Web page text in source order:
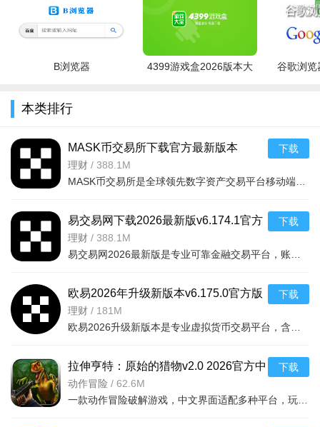
为什么选择顺搭拼车?
第一，拼车的目的在于两方面的意愿。双方都可以在APP发
布自己的信息，以及每个用户都必须手机绑定，每次做完以后都
可以进行评价，以便某些不正当的人使用非法途径造成混乱
第二，拼车可以不收费，目的在于机会，可以认识更多的
人，讲自己的人脉发展开来，一般来说，你帮别人，别人也可以
帮助别人，将这份爱心传递下去
第三，如果APP只有单一的拼车功能吸引不到很多的人，同
时需要一个导航系统，让更多的人发布自己准确的位置，同时车
第四，这个APP完全用户自愿，其目的不在于收费，而是长
久利益， 所谓360行，行行出状元你帮别人，或许未来某一天别
顺搭拼车app更新内容
1、拼车信息显示
3、个人资料
B浏览器
4399游戏盒2026版本大
谷歌浏览
本类排行
MASK币交易所下载官方最新版本
v6.160.0官方版
理财 / 388.1M
下载
易交易网下载2026最新版v6.174.1官方
版
理财 / 388.1M
下载
欧易2026年升级新版本v6.175.0官方版
理财 / 181M
下载
拉伸亨特：原始的猎物v2.0 2026官方中
文版
动作冒险 / 62.6M
下载